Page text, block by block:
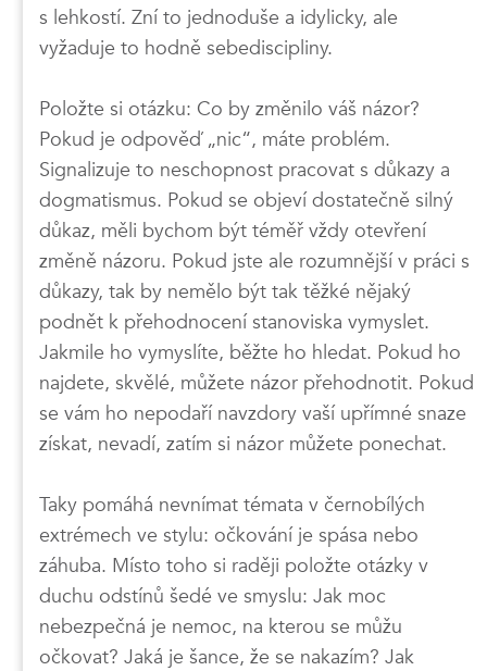
s lehkostí. Zní to jednoduše a idylicky, ale
vyžaduje to hodně sebediscipliny.
Položte si otázku: Co by změnilo váš názor?
Pokud je odpověď „nic“, máte problém.
Signalizuje to neschopnost pracovat s důkazy a
dogmatismus. Pokud se objeví dostatečně silný
důkaz, měli bychom být téměř vždy otevření
změně názoru. Pokud jste ale rozumnější v práci s
důkazy, tak by nemělo být tak těžké nějaký
podnět k přehodnocení stanoviska vymyslet.
Jakmile ho vymyslíte, běžte ho hledat. Pokud ho
najdete, skvělé, můžete názor přehodnotit. Pokud
se vám ho nepodaří navzdory vaší upřímné snaze
získat, nevadí, zatím si názor můžete ponechat.
Taky pomáhá nevnímat témata v černobílých
extrémech ve stylu: očkování je spása nebo
záhuba. Místo toho si raději položte otázky v
duchu odstínů šedé ve smyslu: Jak moc
nebezpečná je nemoc, na kterou se můžu
očkovat? Jaká je šance, že se nakazím? Jak